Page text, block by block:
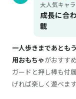
大人気キャ
成長に合
載
一人歩きまであとも
用おもちゃがおすす
ガードと押し棒も付
げれば楽しく遊べます